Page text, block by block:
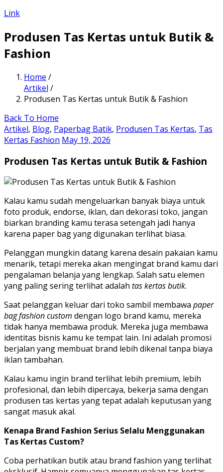
Link
Produsen Tas Kertas untuk Butik &
Fashion
Home /
Artikel /
Produsen Tas Kertas untuk Butik & Fashion
Back To Home
Artikel, Blog, Paperbag Batik, Produsen Tas Kertas, Tas
Kertas Fashion May 19, 2026
Produsen Tas Kertas untuk Butik & Fashion
Kalau kamu sudah mengeluarkan banyak biaya untuk
foto produk, endorse, iklan, dan dekorasi toko, jangan
biarkan branding kamu terasa setengah jadi hanya
karena paper bag yang digunakan terlihat biasa.
Pelanggan mungkin datang karena desain pakaian kamu
menarik, tetapi mereka akan mengingat brand kamu dari
pengalaman belanja yang lengkap. Salah satu elemen
yang paling sering terlihat adalah tas kertas butik.
Saat pelanggan keluar dari toko sambil membawa paper
bag fashion custom dengan logo brand kamu, mereka
tidak hanya membawa produk. Mereka juga membawa
identitas bisnis kamu ke tempat lain. Ini adalah promosi
berjalan yang membuat brand lebih dikenal tanpa biaya
iklan tambahan.
Kalau kamu ingin brand terlihat lebih premium, lebih
profesional, dan lebih dipercaya, bekerja sama dengan
produsen tas kertas yang tepat adalah keputusan yang
sangat masuk akal.
Kenapa Brand Fashion Serius Selalu Menggunakan
Tas Kertas Custom?
Coba perhatikan butik atau brand fashion yang terlihat